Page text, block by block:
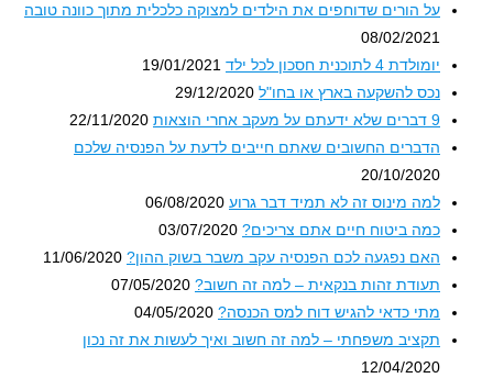
על הורים שדוחפים את הילדים למצוקה כלכלית מתוך כוונה טובה
08/02/2021
יומולדת 4 לתוכנית חסכון לכל ילד
19/01/2021
נכס להשקעה בארץ או בחו"ל 29/12/2020
22/11/2020
הדברים החשובים שאתם חייבים לדעת על הפנסיה שלכם
20/10/2020
למה מינוס זה לא תמיד דבר גרוע 06/08/2020
כמה ביטוח חיים אתם צריכים? 03/07/2020
האם נפגעה לכם הפנסיה עקב משבר בשוק ההון? 11/06/2020
תעודת זהות בנקאית – למה זה חשוב? 07/05/2020
מתי כדאי להגיש דוח למס הכנסה? 04/05/2020
תקציב משפחתי – למה זה חשוב ואיך לעשות את זה נכון
12/04/2020